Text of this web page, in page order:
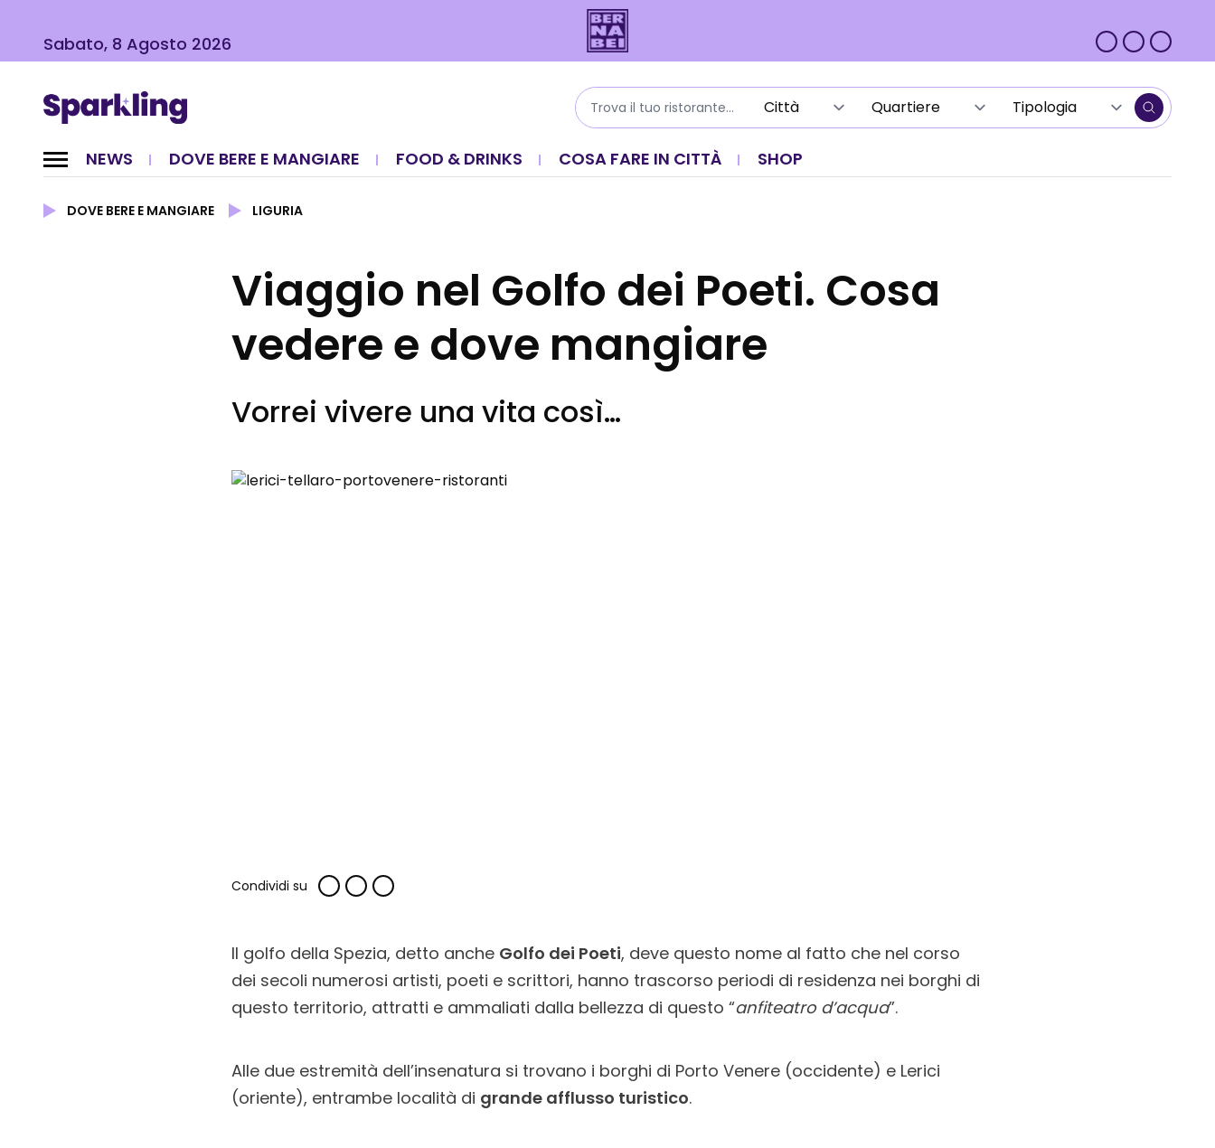
Sabato, 8 Agosto 2026
NEWS DOVE BERE E MANGIARE FOOD & DRINKS COSA FARE IN CITTÀ SHOP
DOVE BERE E MANGIARE LIGURIA
Viaggio nel Golfo dei Poeti. Cosa
vedere e dove mangiare
Vorrei vivere una vita così…
Condividi su
Il golfo della Spezia, detto anche Golfo dei Poeti, deve questo nome al fatto che nel corso
dei secoli numerosi artisti, poeti e scrittori, hanno trascorso periodi di residenza nei borghi di
questo territorio, attratti e ammaliati dalla bellezza di questo “anfiteatro d’acqua”.
Alle due estremità dell’insenatura si trovano i borghi di Porto Venere (occidente) e Lerici
(oriente), entrambe località di grande afflusso turistico.